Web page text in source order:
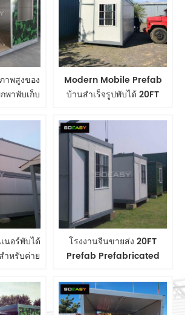
พสูงของ
พาพับเก็บ
Modern Mobile Prefab
บ้านสำเร็จรูปพับได้ 20FT
สำเร็จรูปที่อยู่อาศัย
นอร์พับได้
ำหรับค่าย
โรงงานจีนขายส่ง 20FT
Prefab Prefabricated
พับคอนเทนเนอร์House